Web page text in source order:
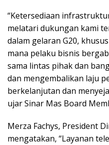
“Ketersediaan
melatari dukungan kami
dalam gelaran G20,
mana pelaku bisnis
sama lintas pihak dan
dan mengembalikan laju
berkelanjutan dan
ujar Sinar Mas Board
Merza Fachys, President
mengatakan, “Layanan